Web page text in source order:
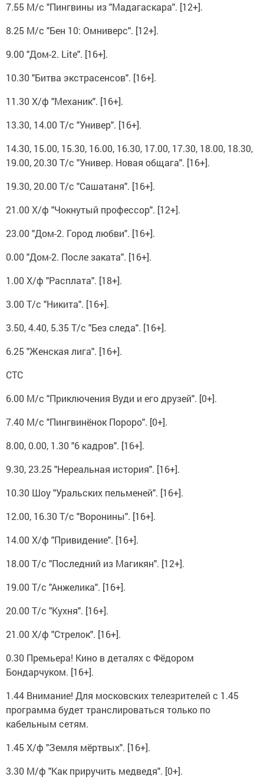
7.55 М/с "Пингвины из "Мадагаскара". [12+].
8.25 М/с "Бен 10: Омниверс". [12+].
9.00 "Дом-2. Lite". [16+].
10.30 "Битва экстрасенсов". [16+].
11.30 Х/ф "Механик". [16+].
13.30, 14.00 Т/с "Универ". [16+].
14.30, 15.00, 15.30, 16.00, 16.30, 17.00, 17.30, 18.00, 18.30,
19.00, 20.30 Т/с "Универ. Новая общага". [16+].
19.30, 20.00 Т/с "Сашатаня". [16+].
21.00 Х/ф "Чокнутый профессор". [12+].
23.00 "Дом-2. Город любви". [16+].
0.00 "Дом-2. После заката". [16+].
1.00 Х/ф "Расплата". [18+].
3.00 Т/с "Никита". [16+].
3.50, 4.40, 5.35 Т/с "Без следа". [16+].
6.25 "Женская лига". [16+].
СТС
6.00 М/с "Приключения Вуди и его друзей". [0+].
7.40 М/с "Пингвинёнок Пороро". [0+].
8.00, 0.00, 1.30 "6 кадров". [16+].
9.30, 23.25 "Нереальная история". [16+].
10.30 Шоу "Уральских пельменей". [16+].
12.00, 16.30 Т/с "Воронины". [16+].
14.00 Х/ф "Привидение". [16+].
18.00 Т/с "Последний из Магикян". [12+].
19.00 Т/с "Анжелика". [16+].
20.00 Т/с "Кухня". [16+].
21.00 Х/ф "Стрелок". [16+].
0.30 Премьера! Кино в деталях с Фёдором
Бондарчуком. [16+].
1.44 Внимание! Для московских телезрителей с 1.45
программа будет транслироваться только по
кабельным сетям.
1.45 Х/ф "Земля мёртвых". [16+].
3.30 М/ф "Как приручить медведя". [0+].